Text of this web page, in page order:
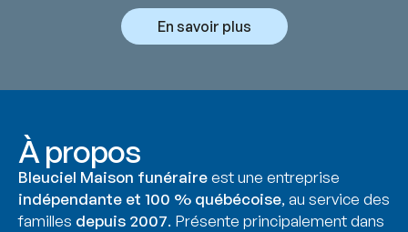
En savoir plus
À propos
Bleuciel Maison funéraireest une entreprise
indépendante et 100 % québécoise, au service des
familles depuis 2007. Présente principalement dans